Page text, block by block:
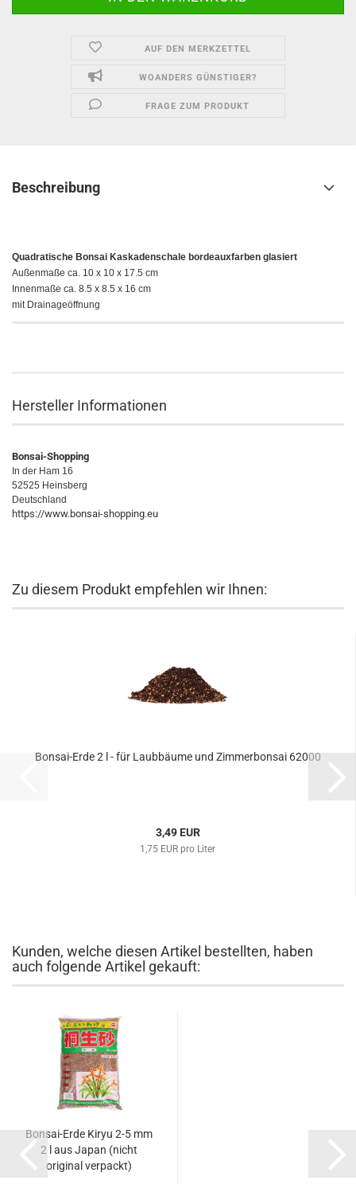
AUF DEN MERKZETTEL
WOANDERS GÜNSTIGER?
FRAGE ZUM PRODUKT
Beschreibung
Quadratische Bonsai Kaskadenschale bordeauxfarben glasiert
Außenmaße ca. 10 x 10 x 17.5 cm
Innenmaße ca. 8.5 x 8.5 x 16 cm
mit Drainageöffnung
Hersteller Informationen
Bonsai-Shopping
In der Ham 16
52525 Heinsberg
Deutschland
https://www.bonsai-shopping.eu
Zu diesem Produkt empfehlen wir Ihnen:
Bonsai-Erde 2 l - für Laubbäume und Zimmerbonsai 62000
3,49 EUR
1,75 EUR pro Liter
Kunden, welche diesen Artikel bestellten, haben
auch folgende Artikel gekauft:
Bonsai-Erde Kiryu 2-5 mm
2 l aus Japan (nicht
original verpackt)